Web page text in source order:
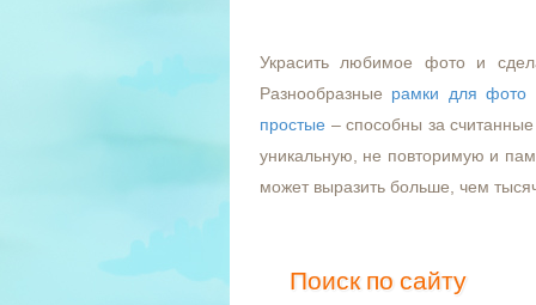
Украсить любимое фото и
Разнообразные рамки для фото
простые – способны за
уникальную, не повторимую и
может выразить больше, чем
Поиск по сайту